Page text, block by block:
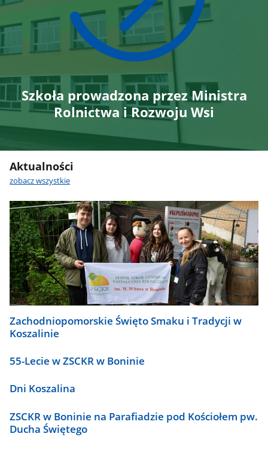
Szkoła prowadzona przez Ministra
Rolnictwa i Rozwoju Wsi
Aktualności
zobacz wszystkie
Zachodniopomorskie Święto Smaku i Tradycji w
Koszalinie
55-Lecie w ZSCKR w Boninie
Dni Koszalina
ZSCKR w Boninie na Parafiadzie pod Kościołem pw.
Ducha Świętego